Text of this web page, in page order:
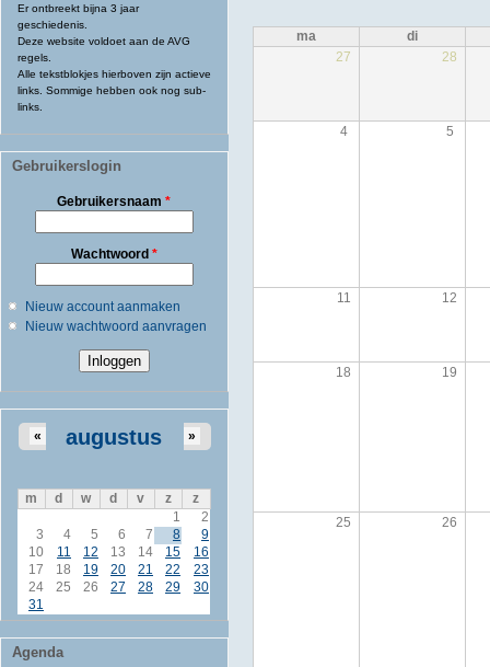
Er ontbreekt bijna 3 jaar
geschiedenis.
Deze website voldoet aan de AVG
regels.
Alle tekstblokjes hierboven zijn actieve
links. Sommige hebben ook nog sub-
links.
Gebruikerslogin
Gebruikersnaam*
Wachtwoord *
Nieuw account aanmaken
Nieuw wachtwoord aanvragen
augustus
« »
m d w d v z
z
1
2
3
4 5 6 7 8
9
10
11 12 13 14 15
16
17
18 19 20 21 22
23
24
25 26 27 28 29
30
31
Agenda
ma
di
27
28
4 5
11 12
18 19
25 26